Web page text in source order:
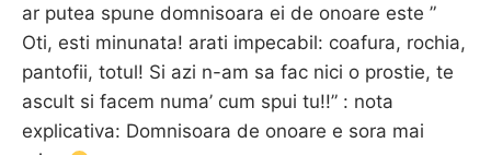
ar putea spune domnisoara ei de onoare este ”
Oti, esti minunata! arati impecabil: coafura, rochia,
pantofii, totul! Si azi n-am sa fac nici o prostie, te
ascult si facem numa’ cum spui tu!!” : nota
explicativa: Domnisoara de onoare e sora mai